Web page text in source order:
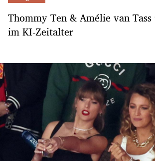
Thommy Ten & Amélie van
im KI-Zeitalter